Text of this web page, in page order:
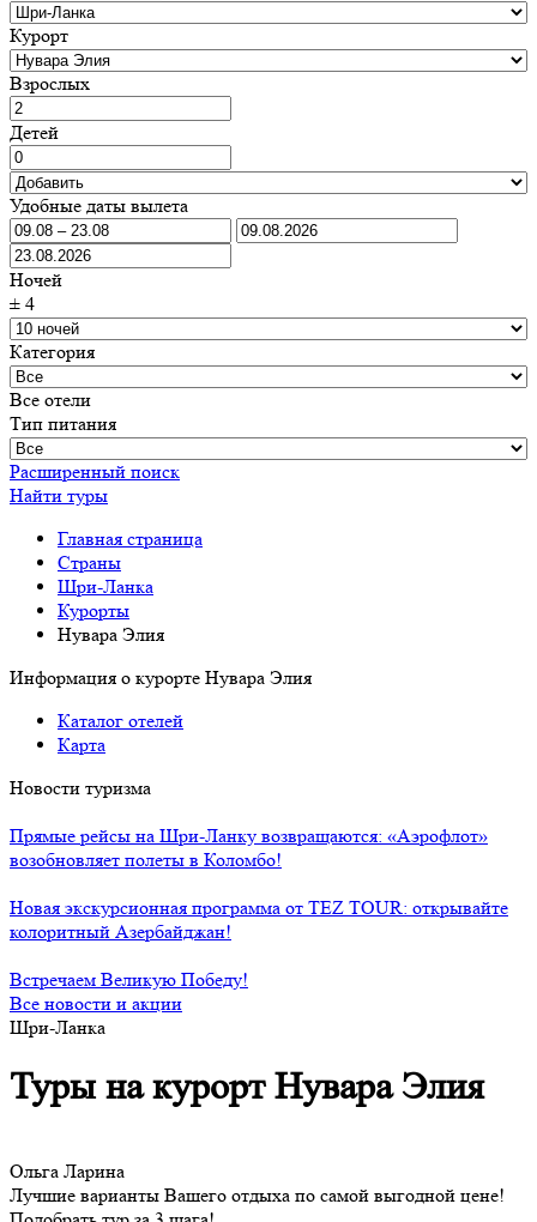
Курорт
Взрослых
Детей
Удобные даты вылета
Ночей
± 4
Категория
Все отели
Тип питания
Расширенный поиск
Найти туры
Главная страница
Cтраны
Шри-Ланка
Курорты
Нувара Элия
Информация о курорте Нувара Элия
Каталог отелей
Карта
Новости туризма
Прямые рейсы на Шри-Ланку возвращаются: «Аэрофлот»
возобновляет полеты в Коломбо!
Новая экскурсионная программа от TEZ TOUR: открывайте
колоритный Азербайджан!
Встречаем Великую Победу!
Все новости и акции
Шри-Ланка
Туры на курорт Нувара Элия
Ольга Ларина
Лучшие варианты Вашего отдыха по самой выгодной цене!